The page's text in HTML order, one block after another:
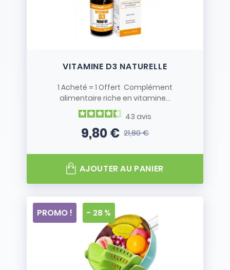
VITAMINE D3 NATURELLE
1 Acheté = 1 Offert Complément
alimentaire riche en vitamine...
43 avis
Prix
9,80 €Prix de base
21,80 €
AJOUTER AU PANIER
PROMO ! - 28 %